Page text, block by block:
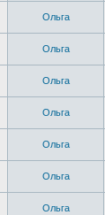
Ольга
Ольга
Ольга
Ольга
Ольга
Ольга
Ольга